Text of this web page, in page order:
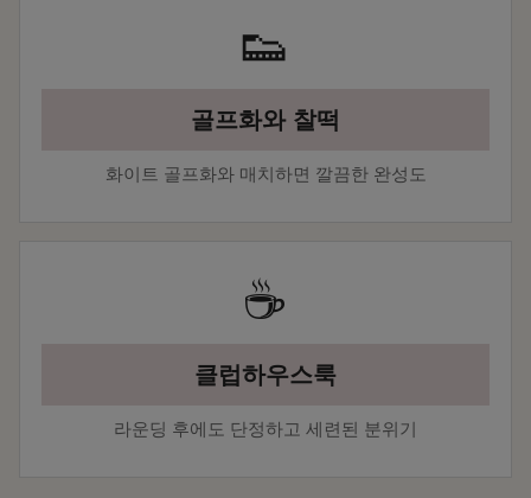
👟
골프화와 찰떡
화이트 골프화와 매치하면 깔끔한 완성도
☕
클럽하우스룩
라운딩 후에도 단정하고 세련된 분위기